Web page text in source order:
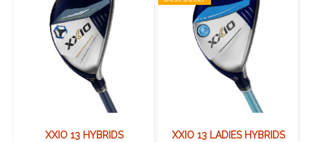
XXIO 13 HYBRIDS XXIO 13 LADIES HYBRIDS